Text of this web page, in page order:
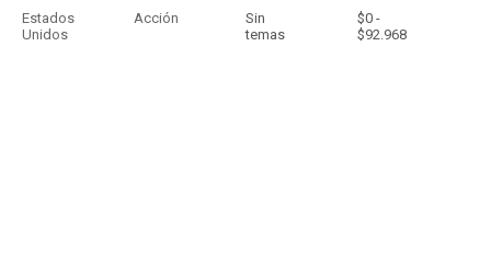
Estados
Unidos
Acción
Sin
temas
$0 -
$92.968